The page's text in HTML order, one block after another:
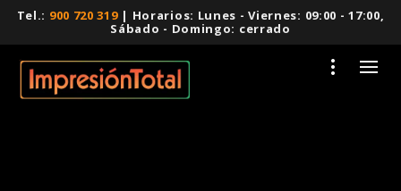
Tel.: 900 720 319| Horarios: Lunes - Viernes: 09:00 - 17:00,
Sábado - Domingo: cerrado